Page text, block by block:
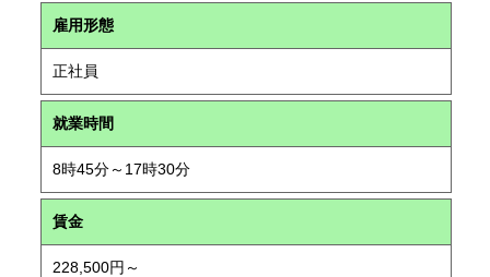
雇用形態
正社員
就業時間
8時45分～17時30分
賃金
228,500円～